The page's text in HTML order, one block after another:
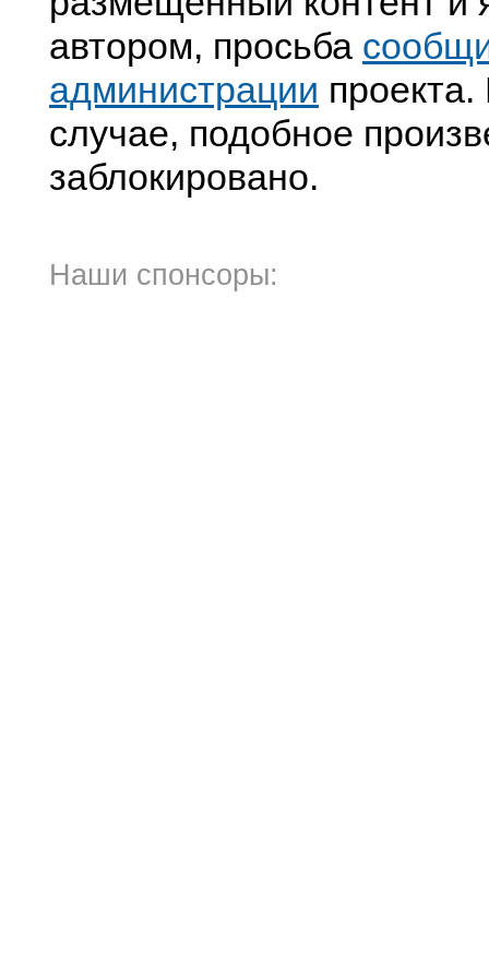
автором, просьба
администрации
случае, подобное
заблокировано.
Наши спонсоры: